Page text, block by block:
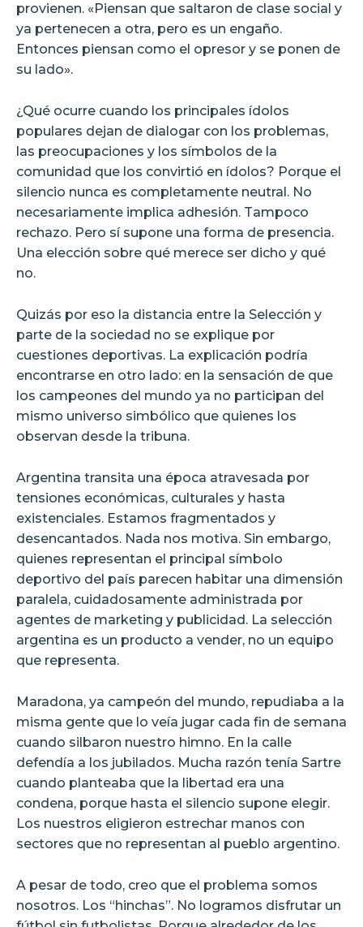
provienen. «Piensan que saltaron de clase social y
ya pertenecen a otra, pero es un engaño.
Entonces piensan como el opresor y se ponen de
su lado».
¿Qué ocurre cuando los principales ídolos
populares dejan de dialogar con los problemas,
las preocupaciones y los símbolos de la
comunidad que los convirtió en ídolos? Porque el
silencio nunca es completamente neutral. No
necesariamente implica adhesión. Tampoco
rechazo. Pero sí supone una forma de presencia.
Una elección sobre qué merece ser dicho y qué
no.
Quizás por eso la distancia entre la Selección y
parte de la sociedad no se explique por
cuestiones deportivas. La explicación podría
encontrarse en otro lado: en la sensación de que
los campeones del mundo ya no participan del
mismo universo simbólico que quienes los
observan desde la tribuna.
Argentina transita una época atravesada por
tensiones económicas, culturales y hasta
existenciales. Estamos fragmentados y
desencantados. Nada nos motiva. Sin embargo,
quienes representan el principal símbolo
deportivo del país parecen habitar una dimensión
paralela, cuidadosamente administrada por
agentes de marketing y publicidad. La selección
argentina es un producto a vender, no un equipo
que representa.
Maradona, ya campeón del mundo, repudiaba a la
misma gente que lo veía jugar cada fin de semana
cuando silbaron nuestro himno. En la calle
defendía a los jubilados. Mucha razón tenía Sartre
cuando planteaba que la libertad era una
condena, porque hasta el silencio supone elegir.
Los nuestros eligieron estrechar manos con
sectores que no representan al pueblo argentino.
A pesar de todo, creo que el problema somos
nosotros. Los “hinchas”. No logramos disfrutar un